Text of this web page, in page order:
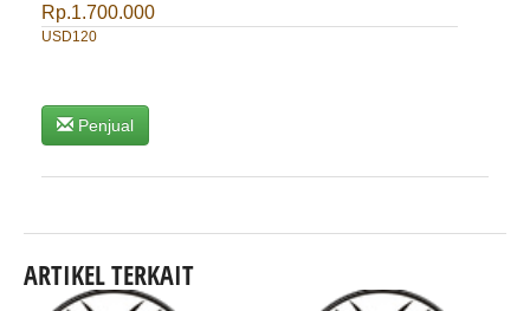
Rp.1.700.000
USD120
Penjual
ARTIKEL TERKAIT